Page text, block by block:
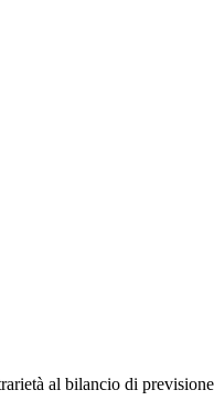
al bilancio di